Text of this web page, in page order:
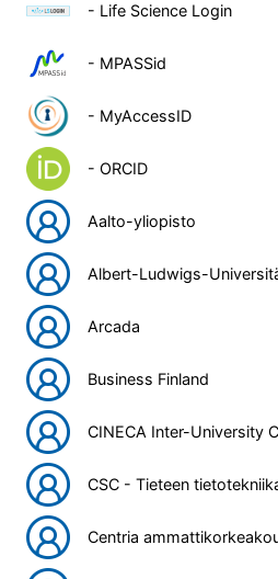
- Life Science Login
- MPASSid
- MyAccessID
- ORCID
Aalto-yliopisto
Albert-Ludwigs-
Arcada
Business Finland
CINECA Inter-University
CSC - Tieteen
Centria